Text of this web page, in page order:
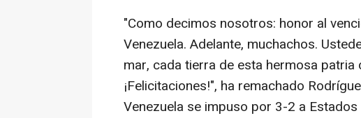
"Como decimos nosotros: honor al
Venezuela. Adelante, muchachos.
mar, cada tierra de esta hermosa
¡Felicitaciones!", ha remachado
Venezuela se impuso por 3-2 a Estados